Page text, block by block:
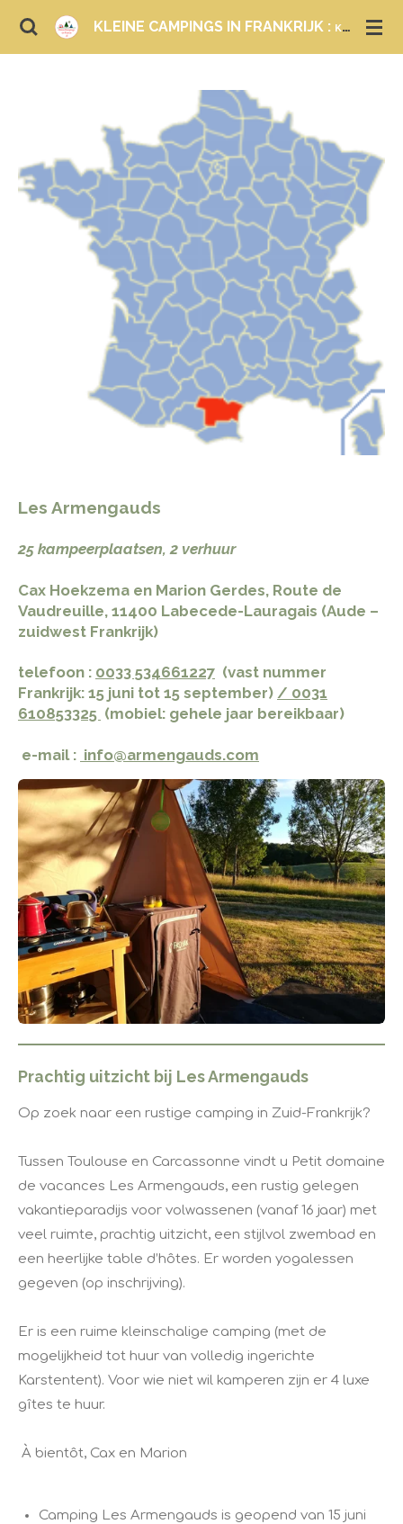
Ga
KLEINE CAMPINGS IN FRANKRIJK : KAMPEREN EN LOGEREN
Les Armengauds
25 kampeerplaatsen, 2 verhuur
Cax Hoekzema en Marion Gerdes, Route de
Vaudreuille, 11400 Labecede-Lauragais (Aude –
zuidwest Frankrijk)
telefoon : ​0033 534661227 (vast nummer
Frankrijk: 15 juni tot 15 september) / 0031
610853325 (mobiel: gehele jaar bereikbaar)
e-mail : info@armengauds.com
Prachtig uitzicht bij Les Armengauds
​Op zoek naar een rustige camping in Zuid-Frankrijk?
Tussen Toulouse en Carcassonne vindt u Petit domaine
de vacances Les Armengauds, een rustig gelegen
vakantieparadijs voor volwassenen (vanaf 16 jaar) met
veel ruimte, prachtig uitzicht, een stijlvol zwembad en
een heerlijke table d’hôtes. Er worden yogalessen
gegeven (op inschrijving).
Er is een ruime kleinschalige camping (met de
mogelijkheid tot huur van volledig ingerichte
Karstentent). Voor wie niet wil kamperen zijn er 4 luxe
gîtes te huur.
​ À bientôt, Cax en Marion
Camping Les Armengauds is geopend van 15 juni